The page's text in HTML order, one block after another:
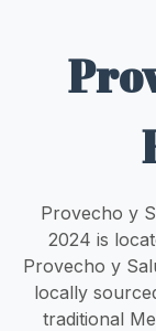
Provecho y
2024 is
Provecho y
locally
traditional